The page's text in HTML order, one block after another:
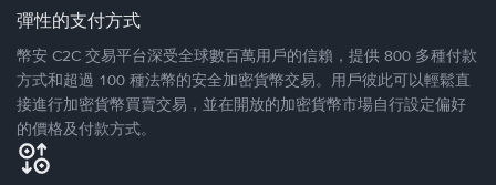
彈性的支付方式
幣安 C2C 交易平台深受全球數百萬用戶的信賴，提供 800 多種付款
方式和超過 100 種法幣的安全加密貨幣交易。用戶彼此可以輕鬆直
接進行加密貨幣買賣交易，並在開放的加密貨幣市場自行設定偏好
的價格及付款方式。